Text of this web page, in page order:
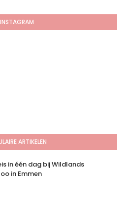
INSTAGRAM
ARTIKELEN
in één dag bij Wildlands
in Emmen